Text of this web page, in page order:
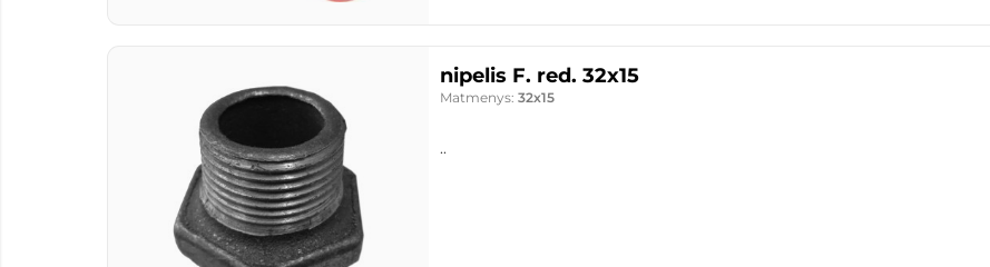
nipelis F. red. 32x15
Matmenys: 32x15
..